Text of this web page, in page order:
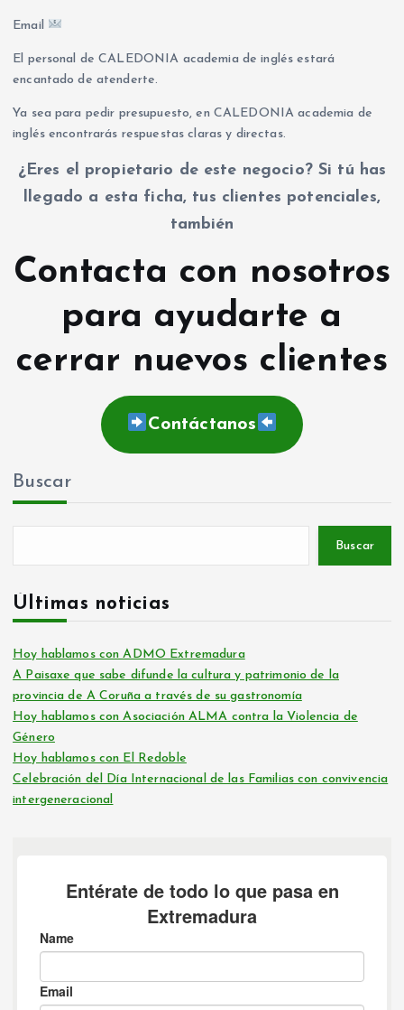
Email
El personal de CALEDONIA academia de inglés estará
encantado de atenderte.
Ya sea para pedir presupuesto, en CALEDONIA academia de
inglés encontrarás respuestas claras y directas.
¿Eres el propietario de este negocio? Si tú has
llegado a esta ficha, tus clientes potenciales,
también
Contacta con nosotros
para ayudarte a
cerrar nuevos clientes
Contáctanos
Buscar
Buscar
Últimas noticias
Hoy hablamos con ADMO Extremadura
A Paisaxe que sabe difunde la cultura y patrimonio de la
provincia de A Coruña a través de su gastronomía
Hoy hablamos con Asociación ALMA contra la Violencia de
Género
Hoy hablamos con El Redoble
Celebración del Día Internacional de las Familias con convivencia
intergeneracional